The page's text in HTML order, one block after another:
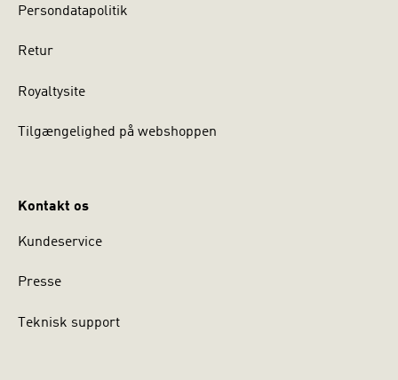
Persondatapolitik
Retur
Royaltysite
Tilgængelighed på webshoppen
Kontakt os
Kundeservice
Presse
Teknisk support